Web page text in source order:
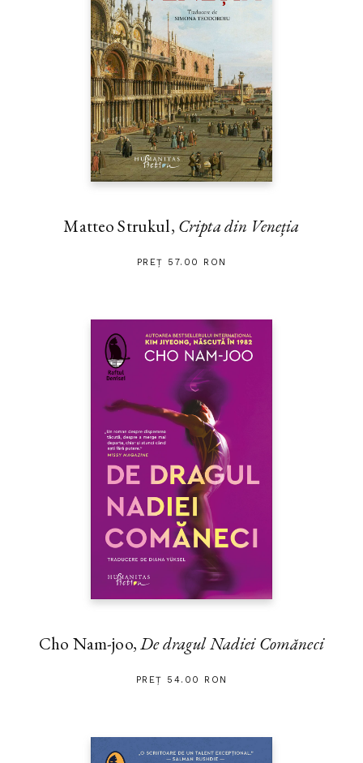
Matteo Strukul, Cripta din Veneția
PREȚ 57.00 RON
Cho Nam-joo,De dragul Nadiei Comăneci
PREȚ 54.00 RON